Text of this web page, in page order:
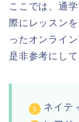
ここでは、通
際にレッスン
ったオンライ
是非参考にして
ネイテ